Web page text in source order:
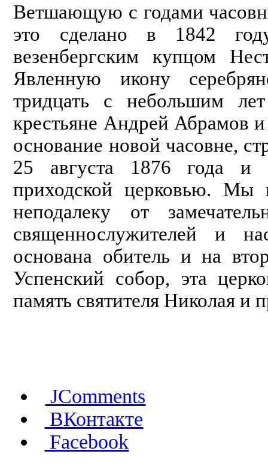
Ветшающую с годами
это сделано в 1842
везенбергским купцом
Явленную икону
тридцать с небольшим
крестьяне Андрей Абрамов
основание новой часовне,
25 августа 1876 года и
приходской церковью.
неподалеку от
священнослужителей и
основана обитель и на
Успенский собор, эта
память святи­теля Николая и
JComments
ВКонтакте
Facebook